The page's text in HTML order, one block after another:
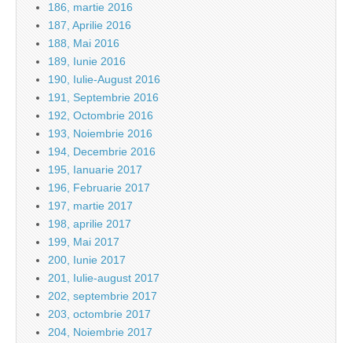
186, martie 2016
187, Aprilie 2016
188, Mai 2016
189, Iunie 2016
190, Iulie-August 2016
191, Septembrie 2016
192, Octombrie 2016
193, Noiembrie 2016
194, Decembrie 2016
195, Ianuarie 2017
196, Februarie 2017
197, martie 2017
198, aprilie 2017
199, Mai 2017
200, Iunie 2017
201, Iulie-august 2017
202, septembrie 2017
203, octombrie 2017
204, Noiembrie 2017